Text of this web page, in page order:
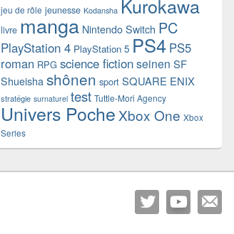
jeu de rôle jeunesse Kodansha Kurokawa
livre manga Nintendo Switch PC
PlayStation 4 PlayStation 5 PS4 PS5
roman RPG science fictionseinen SF
Shueisha shônen sport SQUARE ENIX
stratégie surnaturel test Tuttle-Mori Agency
Univers Poche Xbox One Xbox
Series